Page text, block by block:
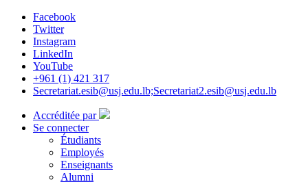
Facebook
Twitter
Instagram
LinkedIn
YouTube
+961 (1) 421 317
Secretariat.esib@usj.edu.lb;Secretariat2.esib@usj.edu.lb
Accréditée par
Se connecter
Étudiants
Employés
Enseignants
Alumni